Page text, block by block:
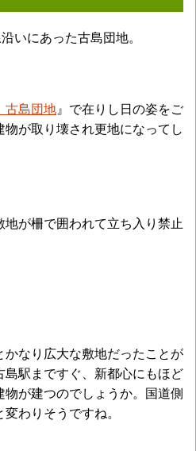
いにあった古島団地。
古島団地 』で在りし日の姿をご
が取り壊され更地になってし
が柵で囲われて立ち入り禁止
かなり広大な敷地だったことが
島駅まですぐ、新都心にもほど
が建つのでしょうか。国道側
わりそうですね。